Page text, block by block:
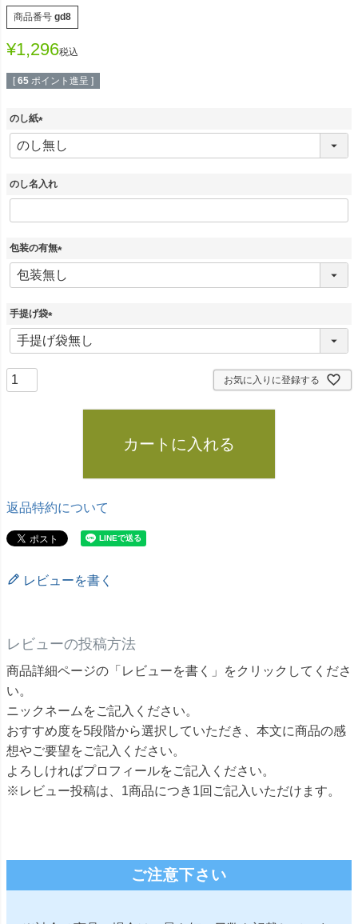
商品番号 gd8
¥1,296税込
[ 65 ポイント進呈 ]
のし紙
必
)
のし名入れ
包装の有無
(
必
手提げ袋
(
必
お気に入りに登録する
カートに入れる
返品特約について
レビューを書く
レビューの投稿方法
商品詳細ページの「レビューを書く」をクリックしてくださ
い。
ニックネームをご記入ください。
おすすめ度を5段階から選択していただき、本文に商品の感
想やご要望をご記入ください。
よろしければプロフィールをご記入ください。
※レビュー投稿は、1商品につき1回ご記入いただけます。
ご注意下さい